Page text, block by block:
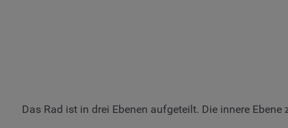
Das Rad ist in drei Ebenen aufgeteilt. Die innere